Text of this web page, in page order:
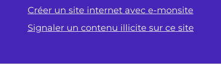
Créer un site internet avec e-monsite
Signaler un contenu illicite sur ce site